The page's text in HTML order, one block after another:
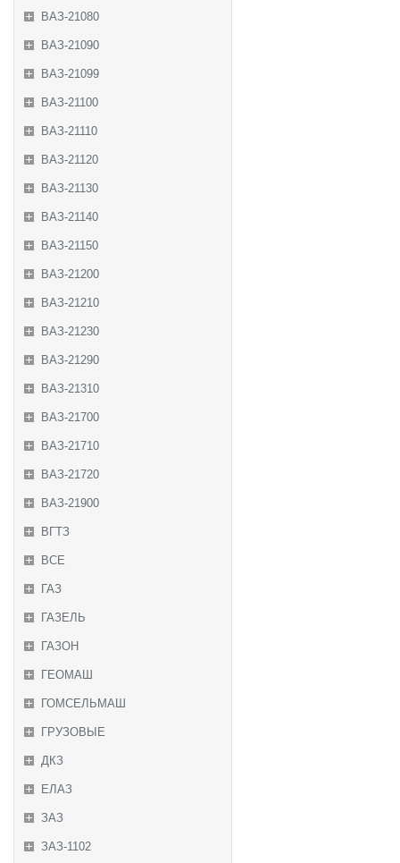
ВАЗ-21080
ВАЗ-21090
ВАЗ-21099
ВАЗ-21100
ВАЗ-21110
ВАЗ-21120
ВАЗ-21130
ВАЗ-21140
ВАЗ-21150
ВАЗ-21200
ВАЗ-21210
ВАЗ-21230
ВАЗ-21290
ВАЗ-21310
ВАЗ-21700
ВАЗ-21710
ВАЗ-21720
ВАЗ-21900
ВГТЗ
ВСЕ
ГАЗ
ГАЗЕЛЬ
ГАЗОН
ГЕОМАШ
ГОМСЕЛЬМАШ
ГРУЗОВЫЕ
ДКЗ
ЕЛАЗ
ЗАЗ
ЗАЗ-1102